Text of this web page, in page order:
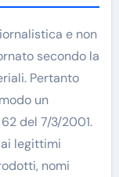
e non
secondo la
Pertanto
un
del 7/3/2001.
legittimi
nomi